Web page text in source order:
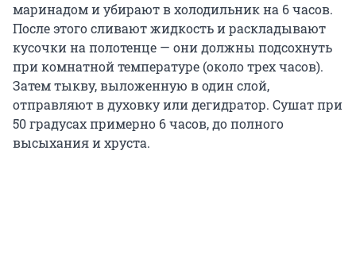
маринадом и убирают в холодильник на 6 часов.
После этого сливают жидкость и раскладывают
кусочки на полотенце — они должны подсохнуть
при комнатной температуре (около трех часов).
Затем тыкву, выложенную в один слой,
отправляют в духовку или дегидратор. Сушат при
50 градусах примерно 6 часов, до полного
высыхания и хруста.